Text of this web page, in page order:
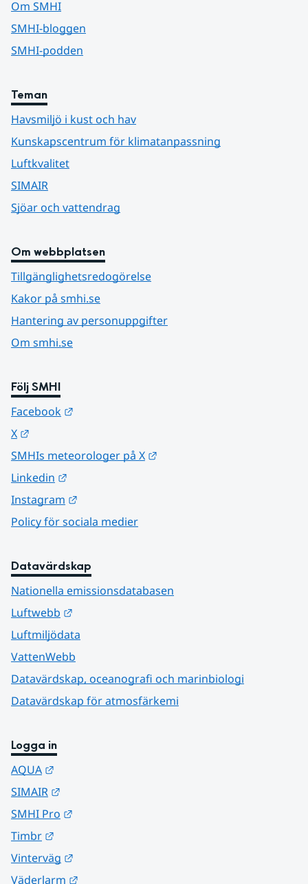
Om SMHI
SMHI-bloggen
SMHI-podden
Teman
Havsmiljö i kust och hav
Kunskapscentrum för klimatanpassning
Luftkvalitet
SIMAIR
Sjöar och vattendrag
Om webbplatsen
Tillgänglighetsredogörelse
Kakor på smhi.se
Hantering av personuppgifter
Om smhi.se
Följ SMHI
Facebook
X
SMHIs meteorologer på X
Linkedin
Instagram
Policy för sociala medier
Datavärdskap
Nationella emissionsdatabasen
Luftwebb
Luftmiljödata
VattenWebb
Datavärdskap, oceanografi och marinbiologi
Datavärdskap för atmosfärkemi
Logga in
AQUA
SIMAIR
SMHI Pro
Timbr
Vinterväg
Väderlarm